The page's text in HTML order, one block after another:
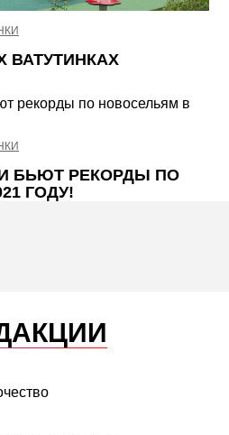
ВАТУТИНКАХ
БЬЮТ РЕКОРДЫ ПО
ГОДУ!